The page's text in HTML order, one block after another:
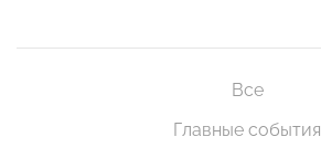
Все
Главные события